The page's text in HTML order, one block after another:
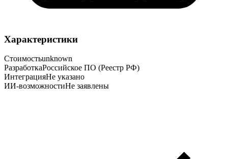
Характеристики
Стоимостьunknown
РазработкаРоссийское ПО (Реестр РФ)
ИнтеграцияНе указано
ИИ-возможностиНе заявлены